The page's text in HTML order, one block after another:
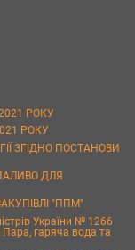
РОКУ
РОКУ
ЗГІДНО ПОСТАНОВИ
ДЛЯ
"ППМ"
України № 1266
гаряча вода та